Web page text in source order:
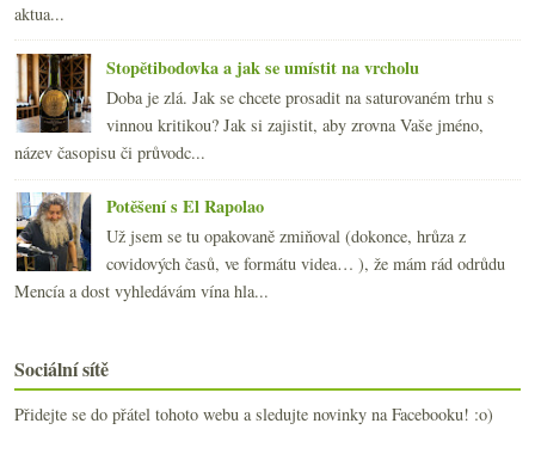
aktua...
Stopětibodovka a jak se umístit na vrcholu
Doba je zlá. Jak se chcete prosadit na saturovaném trhu s
vinnou kritikou? Jak si zajistit, aby zrovna Vaše jméno,
název časopisu či průvodc...
Potěšení s El Rapolao
Už jsem se tu opakovaně zmiňoval (dokonce, hrůza z
covidových časů, ve formátu videa… ), že mám rád odrůdu
Mencía a dost vyhledávám vína hla...
Sociální sítě
Přidejte se do přátel tohoto webu a sledujte novinky na Facebooku! :o)